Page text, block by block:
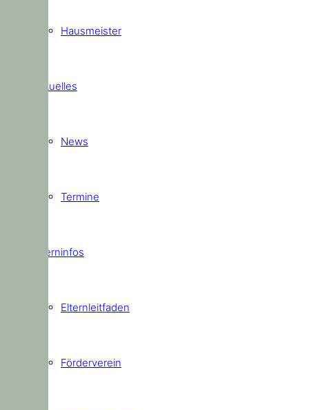
Hausmeister
Aktuelles
News
Termine
Elterninfos
Elternleitfaden
Förderverein